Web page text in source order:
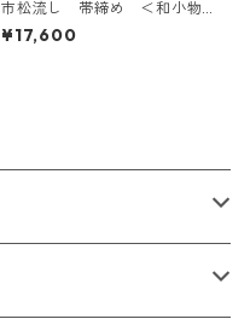
市松流し 帯締め ＜和小物
さくら＞ SOJ-103
¥17,600